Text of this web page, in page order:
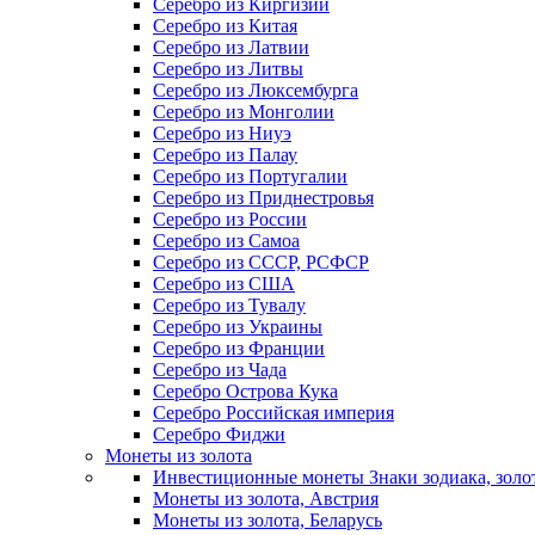
Серебро из Киргизии
Серебро из Китая
Серебро из Латвии
Серебро из Литвы
Серебро из Люксембурга
Серебро из Монголии
Серебро из Ниуэ
Серебро из Палау
Серебро из Португалии
Серебро из Приднестровья
Серебро из России
Серебро из Самоа
Серебро из СССР, РСФСР
Серебро из США
Серебро из Тувалу
Серебро из Украины
Серебро из Франции
Серебро из Чада
Серебро Острова Кука
Серебро Российская империя
Серебро Фиджи
Монеты из золота
Инвестиционные монеты Знаки зодиака,
Монеты из золота, Австрия
Монеты из золота, Беларусь